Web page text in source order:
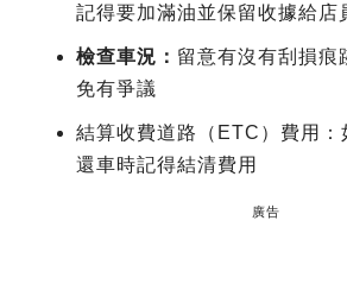
記得要加滿油並保留收據給店
檢查車況： 留意有沒有刮損痕
免有爭議
結算收費道路（ETC）費用：
還車時記得結清費用
廣告